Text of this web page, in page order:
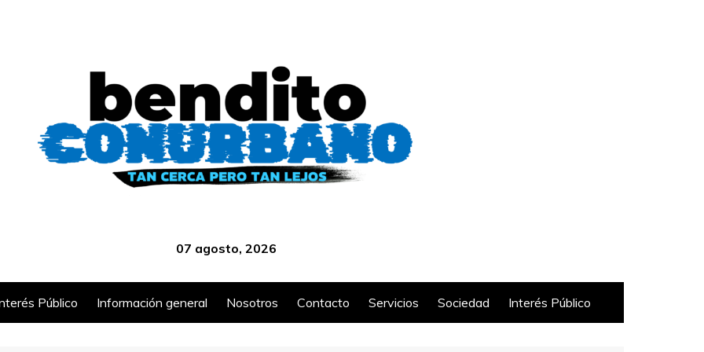
07 agosto, 2026
Público Información general Nosotros Contacto Servicios Sociedad Interés Público